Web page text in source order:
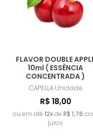
FLAVOR DOUBLE
10ml ( ESSÊNCIA
CONCENTRADA )
CAPELLA Unidade
R$ 18,00
ou em até 12xde R$ 1,76
juros